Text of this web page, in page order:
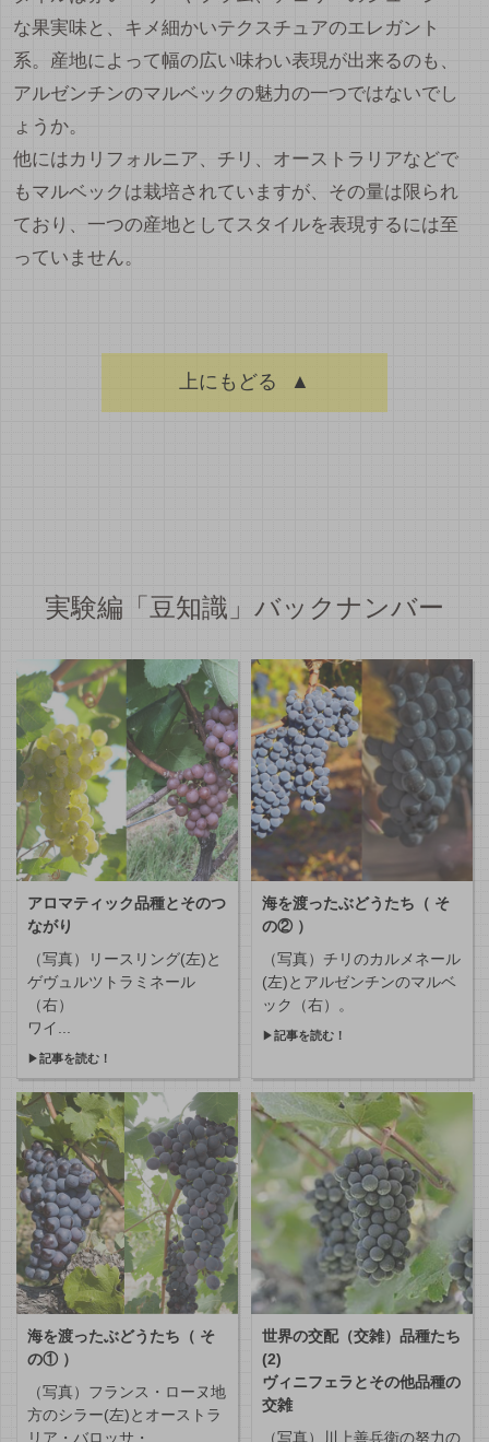
な果実味と、キメ細かいテクスチュアのエレガント
系。産地によって幅の広い味わい表現が出来るのも、
アルゼンチンのマルベックの魅力の一つではないでし
ょうか。
他にはカリフォルニア、チリ、オーストラリアなどで
もマルベックは栽培されていますが、その量は限られ
ており、一つの産地としてスタイルを表現するには至
っていません。
上にもどる ▲
実験編「豆知識」バックナンバー
アロマティック品種とそのつ
ながり
（写真）リースリング(左)と
ゲヴュルツトラミネール
（右）
ワイ...
▶記事を読む！
海を渡ったぶどうたち（ そ
の② ）
（写真）チリのカルメネール
(左)とアルゼンチンのマルベ
ック（右）。
▶記事を読む！
海を渡ったぶどうたち（ そ
の① ）
（写真）フランス・ローヌ地
方のシラー(左)とオーストラ
リア・バロッサ・...
世界の交配（交雑）品種たち
(2)
ヴィニフェラとその他品種の
交雑
（写真）川上善兵衛の努力の